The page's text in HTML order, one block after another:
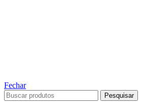
Fechar
Pesquisar